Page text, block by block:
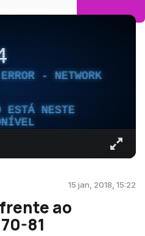
- NETWORK
ESTÁ NESTE
15 jan, 2018, 15:22
ao
81